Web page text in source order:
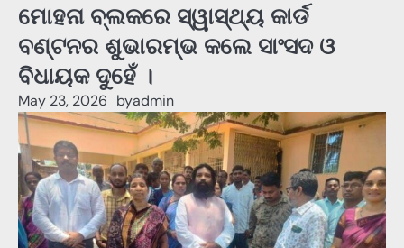
ମୋହନା ବ୍ଲକରେ ସ୍ୱାସ୍ଥ୍ୟ କାର୍ଡ
ବଣ୍ଟନର ଶୁଭାରମ୍ଭ କଲେ ସାଂସଦ ଓ
ବିଧାୟକ ଦୁହେଁ ।
May 23, 2026 byadmin